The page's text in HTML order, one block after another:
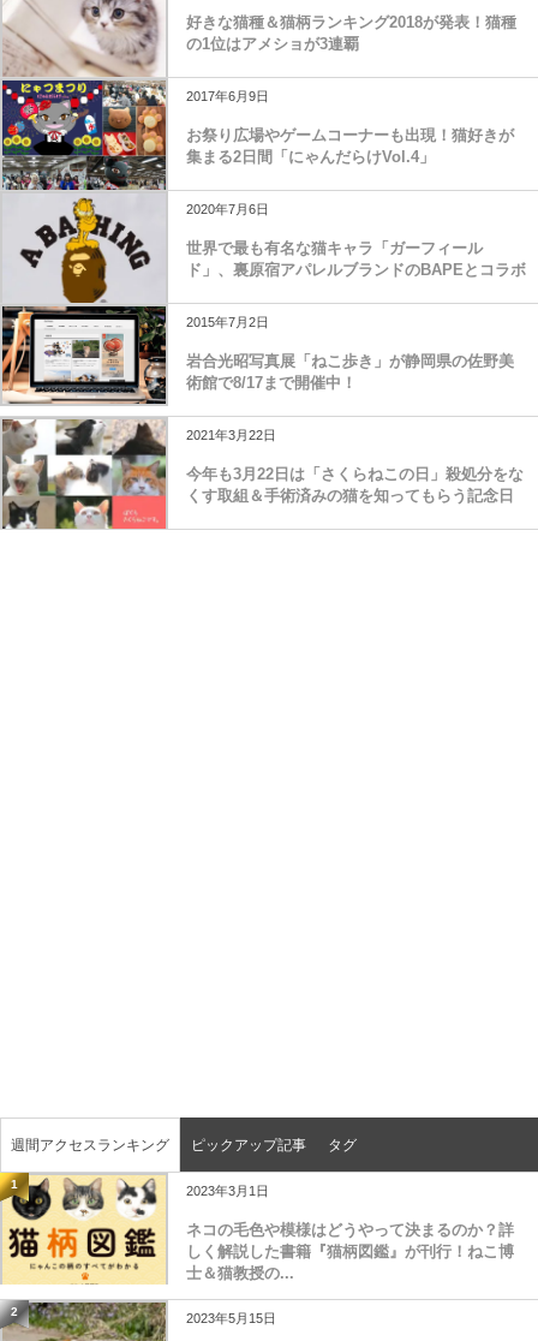
好きな猫種＆猫柄ランキング2018が発表！猫種
の1位はアメショが3連覇
2017年6月9日
お祭り広場やゲームコーナーも出現！猫好きが
集まる2日間「にゃんだらけVol.4」
2020年7月6日
世界で最も有名な猫キャラ「ガーフィール
ド」、裏原宿アパレルブランドのBAPEとコラボ
2015年7月2日
岩合光昭写真展「ねこ歩き」が静岡県の佐野美
術館で8/17まで開催中！
2021年3月22日
今年も3月22日は「さくらねこの日」殺処分をな
くす取組＆手術済みの猫を知ってもらう記念日
週間アクセスランキング ピックアップ記事 タグ
1 2023年3月1日
ネコの毛色や模様はどうやって決まるのか？詳
しく解説した書籍『猫柄図鑑』が刊行！ねこ博
士＆猫教授の...
2 2023年5月15日